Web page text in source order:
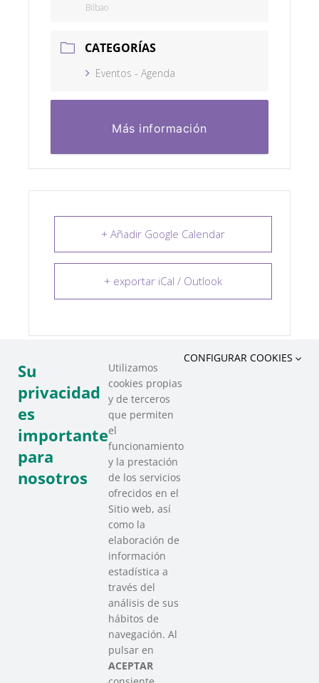
Bilbao
CATEGORÍAS
Eventos - Agenda
Más información
+ Añadir Google Calendar
+ exportar iCal / Outlook
COMPARTIR ESTE EVENTO
SAREEN SAREA
Asociación que agrupa a las redes
del Tercer Sector Social en Euskadi
Su
privacidad
es
importante
para
nosotros
Utilizamos
cookies propias
y de terceros
que permiten
el
funcionamiento
y la prestación
de los servicios
ofrecidos en el
Sitio web, así
como la
elaboración de
información
estadística a
través del
análisis de sus
hábitos de
navegación. Al
pulsar en
ACEPTAR
CONFIGURAR COOKIES